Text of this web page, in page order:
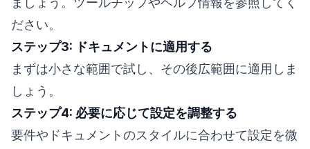
ださい。
ステップ3: ドキュメントに適用する
まずは小さな範囲で試し、その後広範囲に適用しま
しょう。
ステップ4: 必要に応じて設定を調整する
要件やドキュメントのスタイルに合わせて設定を微